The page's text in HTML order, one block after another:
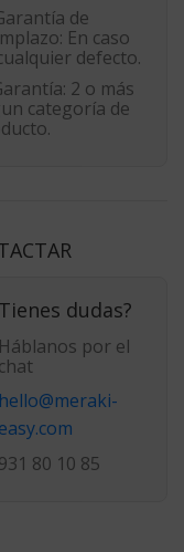
de
En caso
defecto.
2 o más
categoría de
dudas?
Háblanos por el
chat
hello@meraki-
easy.com
931 80 10 85